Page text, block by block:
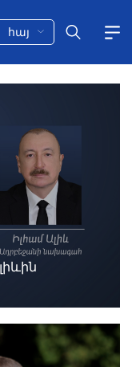
հայ